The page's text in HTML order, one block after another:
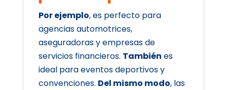
Por ejemplo, es perfecto para
agencias automotrices,
aseguradoras y empresas de
servicios financieros. También es
ideal para eventos deportivos y
convenciones. Del mismo modo, las